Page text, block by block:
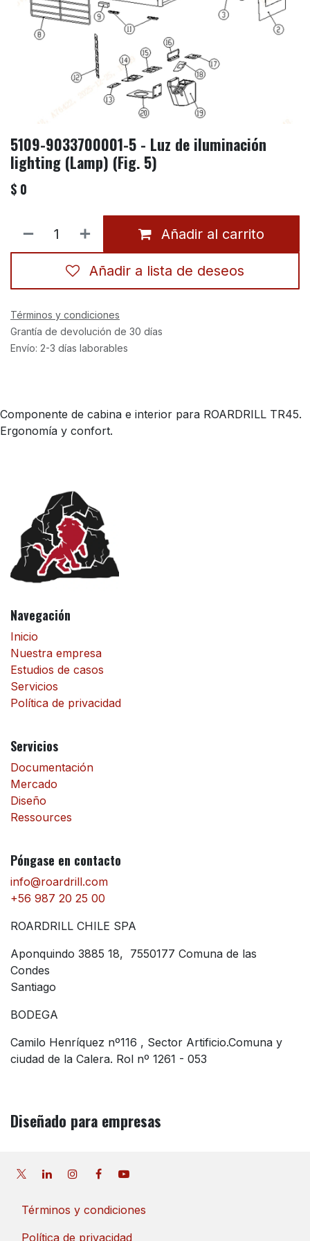
5109-9033700001-5 - Luz de iluminación
lighting (Lamp) (Fig. 5)
$ 0
Añadir al carrito
Añadir a lista de deseos
Términos y condiciones
Grantía de devolución de 30 días
Envío: 2-3 días laborables
Componente de cabina e interior para ROARDRILL TR45.
Ergonomía y confort.
Navegación
Inicio
Nuestra empresa
Estudios de casos
Servicios
Política de privacidad
Servicios
Documentación
Mercado
Diseño
Ressources
Póngase en contacto
info@roardrill.com
+56 987 20 25 00
ROARDRILL CHILE SPA
Aponquindo 3885 18, 7550177 Comuna de las
Condes
Santiago
BODEGA
Camilo Henríquez nº116 , Sector Artificio.Comuna y
ciudad de la Calera. Rol nº 1261 - 053
Diseñado para empresas
Términos y condiciones
Política de privacidad